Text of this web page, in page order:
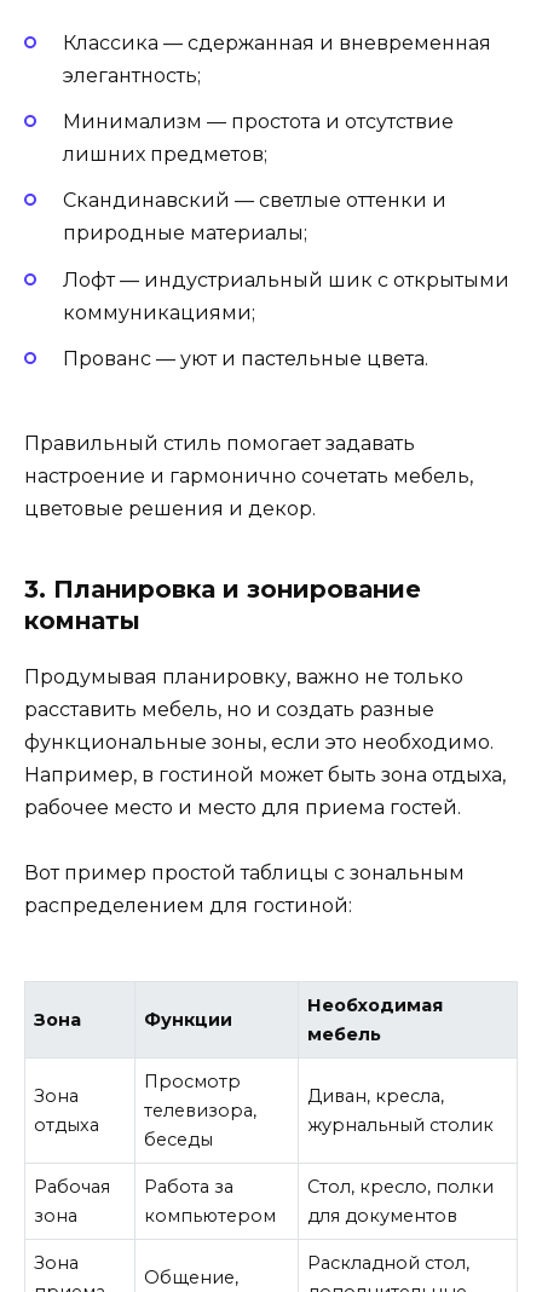
Классика — сдержанная и вневременная
элегантность;
Минимализм — простота и отсутствие
лишних предметов;
Скандинавский — светлые оттенки и
природные материалы;
Лофт — индустриальный шик с открытыми
коммуникациями;
Прованс — уют и пастельные цвета.
Правильный стиль помогает задавать
настроение и гармонично сочетать мебель,
цветовые решения и декор.
3. Планировка и зонирование
комнаты
Продумывая планировку, важно не только
расставить мебель, но и создать разные
функциональные зоны, если это необходимо.
Например, в гостиной может быть зона отдыха,
рабочее место и место для приема гостей.
Вот пример простой таблицы с зональным
распределением для гостиной:
Зона Функции
Необходимая
мебель
Зона
отдыха
Просмотр
телевизора,
беседы
Диван, кресла,
журнальный столик
Рабочая
зона
Работа за
компьютером
Стол, кресло, полки
для документов
Зона
Общение,
Раскладной стол,